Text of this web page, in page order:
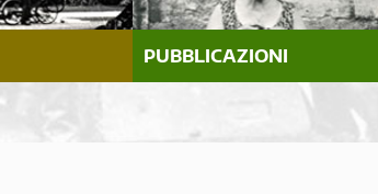
PUBBLICAZIONI